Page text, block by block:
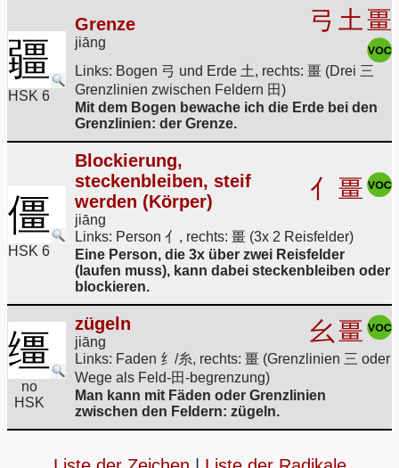
疆
HSK 6
Grenze
jiāng
弓 土 畺
Links: Bogen 弓 und Erde 土, rechts: 畺 (Drei 三
Grenzlinien zwischen Feldern 田)
Mit dem Bogen bewache ich die Erde bei den
Grenzlinien: der Grenze.
僵
HSK 6
Blockierung,
steckenbleiben, steif
werden (Körper)
jiāng
亻 畺
Links: Person 亻, rechts: 畺 (3x 2 Reisfelder)
Eine Person, die 3x über zwei Reisfelder
(laufen muss), kann dabei steckenbleiben oder
blockieren.
缰
no
HSK
zügeln
jiāng 幺 畺
Links: Faden 纟/糸, rechts: 畺 (Grenzlinien 三 oder
Wege als Feld-田-begrenzung)
Man kann mit Fäden oder Grenzlinien
zwischen den Feldern: zügeln.